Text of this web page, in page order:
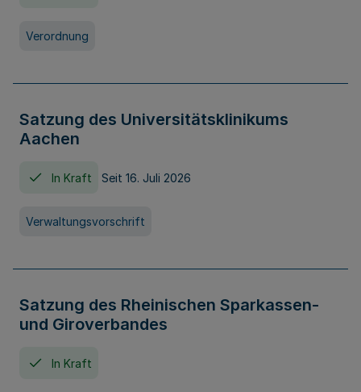
Verordnung
Satzung des Universitätsklinikums
Aachen
In Kraft Seit 16. Juli 2026
Verwaltungsvorschrift
Satzung des Rheinischen Sparkassen-
und Giroverbandes
In Kraft